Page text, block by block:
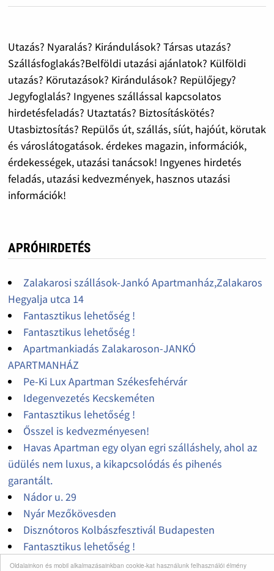
Oldalainkon és mobil alkalmazásainkban cookie-kat használunk felhasználói élmény
Utazás? Nyaralás? Kirándulások? Társas utazás?
Szállásfoglakás?Belföldi utazási ajánlatok? Külföldi
utazás? Körutazások? Kirándulások? Repülőjegy?
Jegyfoglalás? Ingyenes szállással kapcsolatos
hirdetésfeladás? Utaztatás? Biztosításkötés?
Utasbiztosítás? Repülős út, szállás, síút, hajóút, körutak
és városlátogatások. érdekes magazin, információk,
érdekességek, utazási tanácsok! Ingyenes hirdetés
feladás, utazási kedvezmények, hasznos utazási
információk!
APRÓHIRDETÉS
Zalakarosi szállások-Jankó Apartmanház,Zalakaros
Hegyalja utca 14
Fantasztikus lehetőség !
Fantasztikus lehetőség !
Apartmankiadás Zalakaroson-JANKÓ
APARTMANHÁZ
Pe-Ki Lux Apartman Székesfehérvár
Idegenvezetés Kecskeméten
Fantasztikus lehetőség !
Ősszel is kedvezményesen!
Havas Apartman egy olyan egri szálláshely, ahol az
üdülés nem luxus, a kikapcsolódás és pihenés
garantált.
Nádor u. 29
Nyár Mezőkövesden
Disznótoros Kolbászfesztivál Budapesten
Fantasztikus lehetőség !
Vir szigeti kiadó magánszállások